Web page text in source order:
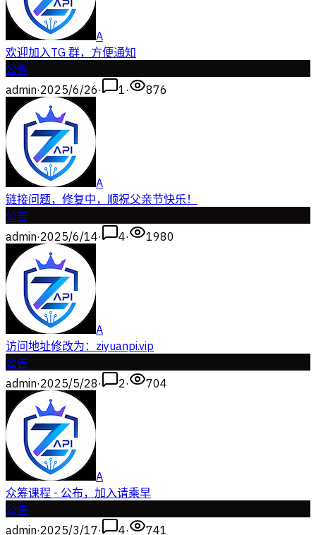
A
欢迎加入TG 群，方便通知
公告
admin·2025/6/26· 1· 876
A
链接问题，修复中，顺祝父亲节快乐！
公告
admin·2025/6/14· 4· 1980
A
访问地址修改为：ziyuanpi.vip
公告
admin·2025/5/28· 2· 704
A
众筹课程 - 公布，加入请乘早
公告
admin·2025/3/17· 4· 741